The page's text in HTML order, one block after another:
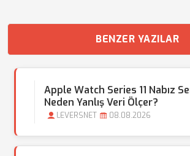
BENZER YAZILAR
Apple Watch Series 11 Nabız
Neden Yanlış Veri Ölçer?
LEVERSNET 08.08.2026